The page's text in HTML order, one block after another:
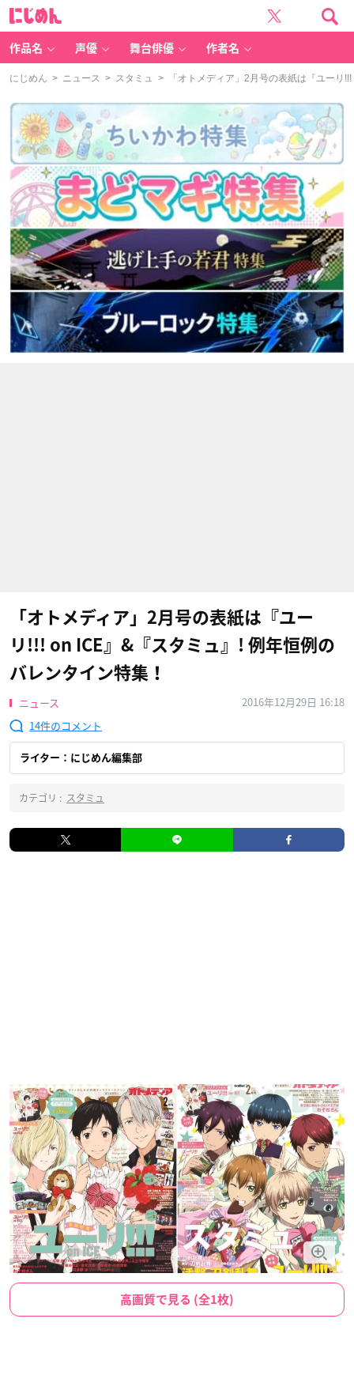
作品名 声優 舞台俳優 作者名
にじめん > ニュース > スタミュ > 「オトメディア」2月号の表紙は『ユーリ
「オトメディア」2月号の表紙は『ユー
リ!!! on ICE』&『スタミュ』! 例年恒例の
バレンタイン特集！
ニュース
2016年12月29日 16:18
14
ライター：にじめん編集部
カテゴリ : スタミュ
高画質で見る (全1枚)